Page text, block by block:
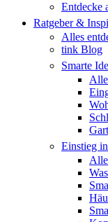
Entdecke
Ratgeber &
Alles
tink Blog
Smarte
Einstieg